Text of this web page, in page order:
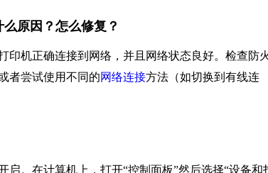
原因？怎么修复？
印机正确连接到网络，并且网络状态良好。检查防
者尝试使用不同的网络连接方法（如切换到有线连
。在计算机上，打开“控制面板”然后选择“设备和